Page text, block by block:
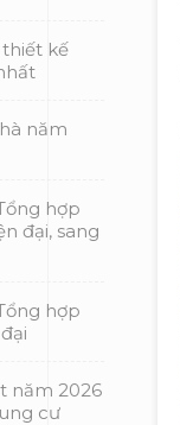
kế
năm
hợp
đại, sang
hợp
năm 2026
cư